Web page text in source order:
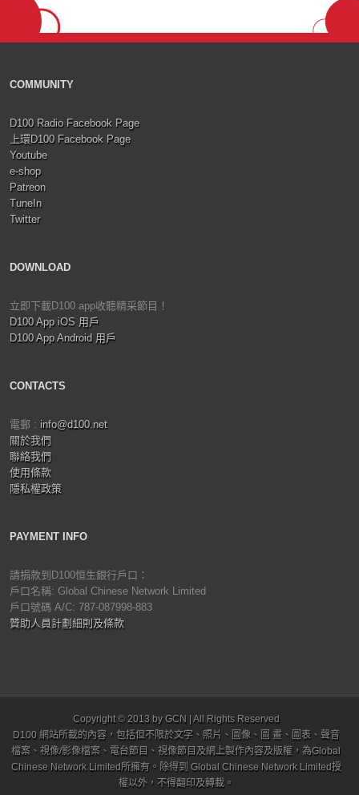
COMMUNITY
D100 Radio Facebook Page
上環D100 Facebook Page
Youtube
e-shop
Patreon
TuneIn
Twitter
DOWNLOAD
立即下載D100 app收聽精采節目！
D100 App iOS 用戶
D100 App Android 用戶
CONTACTS
電郵 : info@d100.net
關於我們
聯絡我們
使用條款
隱私權政策
PAYMENT INFO
請捐款到D100恒生銀行戶口：
戶口名稱: Global Chinese Network Limited
戶口號碼 A/C: 787-087998-883
贊助人員計劃細則及條款
Copyright © 2013 by GCN | All Rights Reserved
D100 網站所載的內容，包括但不限於文字、照片、圖像、圖 畫、圖表、聲音
檔案、視像/影像檔案、電台節目、視像節目及網上製作內容及版權，為Global
Chinese Network Limited所擁有。除得到 Global Chinese Network Limited授
權以外，不得翻印及轉載。